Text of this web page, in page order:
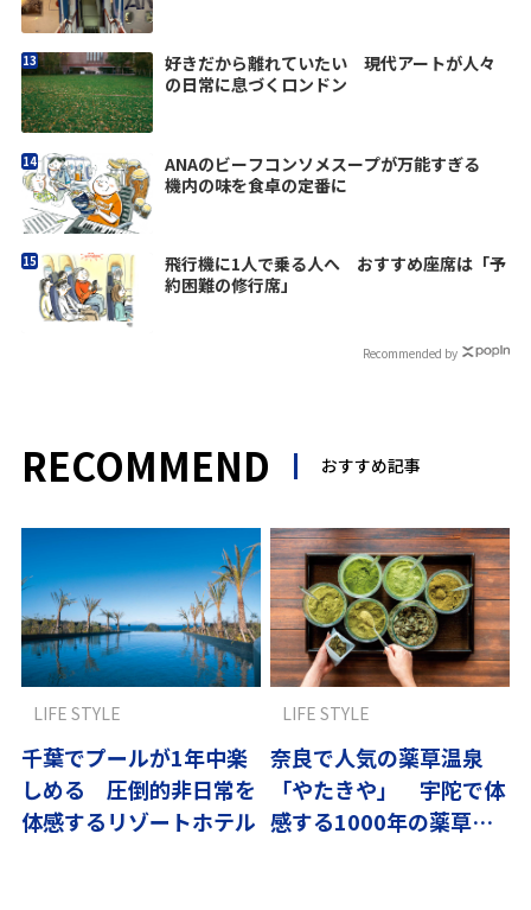
好きだから離れていたい 現代アートが人々
の日常に息づくロンドン
ANAのビーフコンソメスープが万能すぎる
機内の味を食卓の定番に
飛行機に1人で乗る人へ おすすめ座席は「予
約困難の修行席」
Recommended by
RECOMMEND おすすめ記事
千葉でプールが1年中楽
しめる 圧倒的非日常を
体感するリゾートホテル
LIFE STYLE
奈良で人気の薬草温泉
「やたきや」 宇陀で体
感する1000年の薬草文
LIFE STYLE